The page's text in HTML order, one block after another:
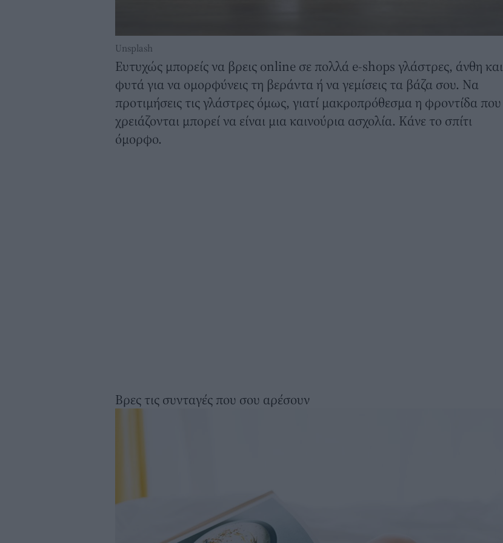
Unsplash
Ευτυχώς μπορείς να βρεις online σε πολλά e-shops γλάστρες, άνθη και
φυτά για να ομορφύνεις τη βεράντα ή να γεμίσεις τα βάζα σου. Να
προτιμήσεις τις γλάστρες όμως, γιατί μακροπρόθεσμα η φροντίδα που
χρειάζονται μπορεί να είναι μια καινούρια ασχολία. Κάνε το σπίτι
όμορφο.
Βρες τις συνταγές που σου αρέσουν